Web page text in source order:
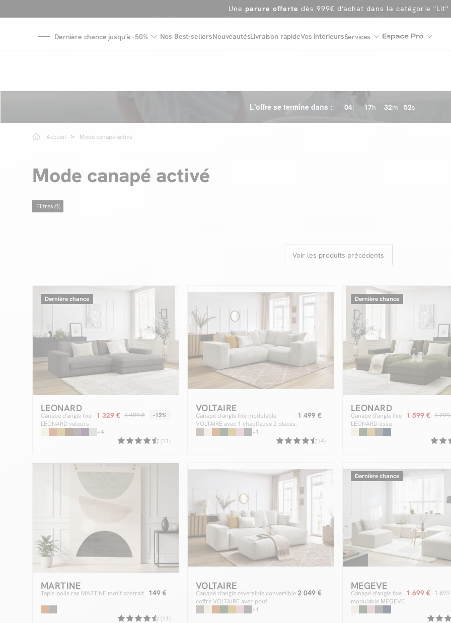
En ce moment, profitez d'untapis offert dès 1299€ de canapé
Dernière chance jusqu'à -50% Nos Best-sellersNouveautésLivraison rapideVos intérieursServices
L'offre se termine dans : 04j 17h 32m 50s
Accueil Mode canapé activé
Mode canapé activé
Filtres
Voir les produits précédents
Dernière chance
LEONARD
Canapé d'angle fixe
LEONARD velours
1 329 € 1 499 € -12%
+4
(11)
VOLTAIRE
Canapé d'angle fixe modulable
VOLTAIRE avec 1 chauffeuse 2 places,
1 angle et 1 chauffeuse 1 place
1 499 €
+1
(4)
Dernière chance
LEONARD
Canapé d'angle fixe
LEONARD tissu
1 599 € 1
MARTINE
Tapis poils ras MARTINE motif abstrait 149 €
(11)
VOLTAIRE
Canapé d'angle réversible convertible
coffre VOLTAIRE avec pouf
2 049 €
+1
Dernière chance
MEGEVE
Canapé d'angle fixe
modulable MEGEVE
1 699 € 1